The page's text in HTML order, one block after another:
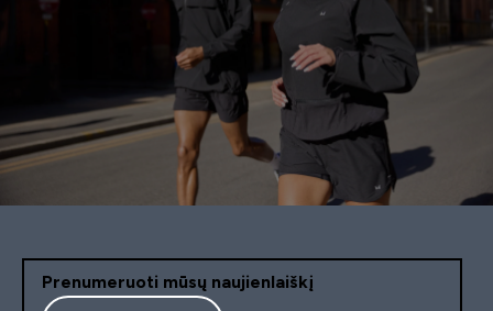
Prenumeruoti mūsų naujienlaiškį